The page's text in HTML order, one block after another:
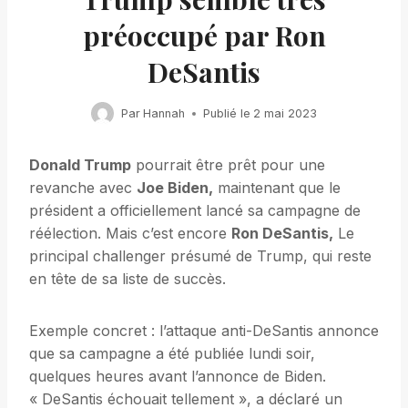
préoccupé par Ron
DeSantis
Par Hannah Publié le 2 mai 2023
Donald Trump pourrait être prêt pour une
revanche avec Joe Biden, maintenant que le
président a officiellement lancé sa campagne de
réélection. Mais c’est encore Ron DeSantis, Le
principal challenger présumé de Trump, qui reste
en tête de sa liste de succès.
Exemple concret : l’attaque anti-DeSantis annonce
que sa campagne a été publiée lundi soir,
quelques heures avant l’annonce de Biden.
« DeSantis échouait tellement », a déclaré un